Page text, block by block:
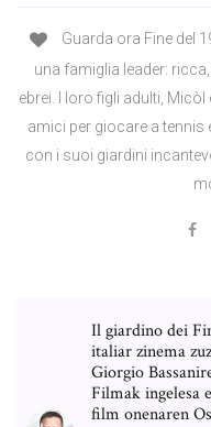
Guarda ora Fine del
una famiglia leader:
ebrei. I loro figli adulti,
amici per giocare a tennis
con i suoi giardini
Il giardino dei
italiar zinema
Giorgio
Filmak ingelesa
film onenaren